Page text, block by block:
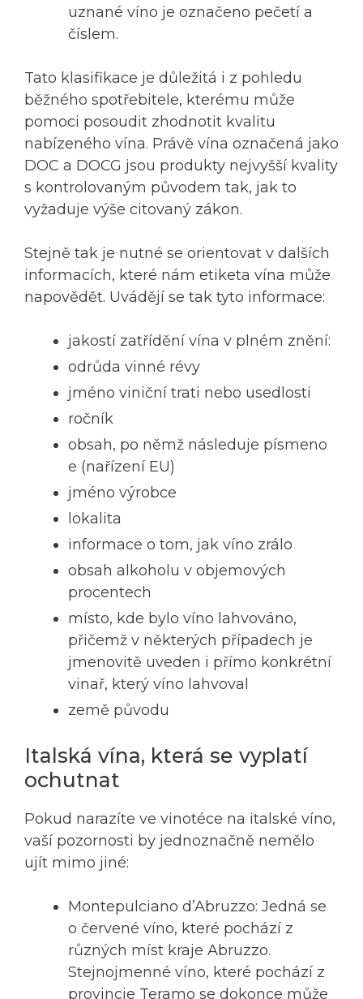
uznané víno je označeno pečetí a
číslem.
Tato klasifikace je důležitá i z pohledu
běžného spotřebitele, kterému může
pomoci posoudit zhodnotit kvalitu
nabízeného vína. Právě vína označená jako
DOC a DOCG jsou produkty nejvyšší kvality
s kontrolovaným původem tak, jak to
vyžaduje výše citovaný zákon.
Stejně tak je nutné se orientovat v dalších
informacích, které nám etiketa vína může
napovědět. Uvádějí se tak tyto informace:
jakostí zatřídění vína v plném znění:
odrůda vinné révy
jméno viniční trati nebo usedlosti
ročník
obsah, po němž následuje písmeno
e (nařízení EU)
jméno výrobce
lokalita
informace o tom, jak víno zrálo
obsah alkoholu v objemových
procentech
místo, kde bylo víno lahvováno,
přičemž v některých případech je
jmenovitě uveden i přímo konkrétní
vinař, který víno lahvoval
země původu
Italská vína, která se vyplatí
ochutnat
Pokud narazíte ve vinotéce na italské víno,
vaší pozornosti by jednoznačně nemělo
ujít mimo jiné:
Montepulciano d’Abruzzo: Jedná se
o červené víno, které pochází z
různých míst kraje Abruzzo.
Stejnojmenné víno, které pochází z
provincie Teramo se dokonce může